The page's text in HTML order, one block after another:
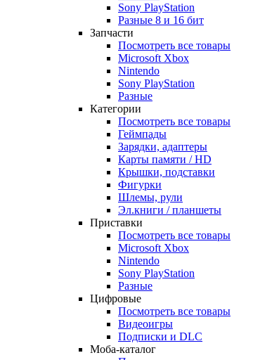
Sony PlayStation
Разные 8 и 16 бит
Запчасти
Посмотреть все товары
Microsoft Xbox
Nintendo
Sony PlayStation
Разные
Категории
Посмотреть все товары
Геймпады
Зарядки, адаптеры
Карты памяти / HD
Крышки, подставки
Фигурки
Шлемы, рули
Эл.книги / планшеты
Приставки
Посмотреть все товары
Microsoft Xbox
Nintendo
Sony PlayStation
Разные
Цифровые
Посмотреть все товары
Видеоигры
Подписки и DLC
Моба-каталог